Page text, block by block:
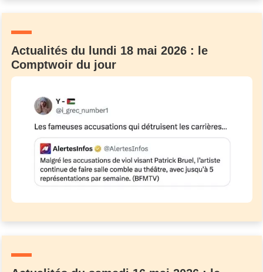
Actualités du lundi 18 mai 2026 : le
Comptwoir du jourC'EST PARTI